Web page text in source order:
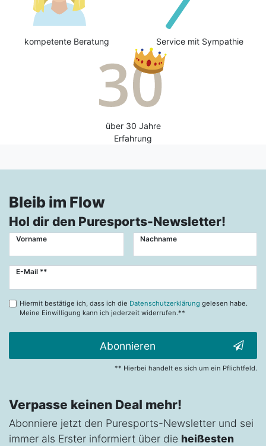
kompetente Beratung Service mit Sympathie
über 30 Jahre
Erfahrung
Bleib im Flow
Hol dir den Puresports-Newsletter!
Vorname Nachname
E-Mail **
Newsletter
Hiermit bestätige ich, dass ich die Datenschutzerklärung gelesen habe.
Meine Einwilligung kann ich jederzeit widerrufen.**
Abonnieren
** Hierbei handelt es sich um ein Pflichtfeld.
Verpasse keinen Deal mehr!
Abonniere jetzt den Puresports-Newsletter und sei
immer als Erster informiert über die heißesten